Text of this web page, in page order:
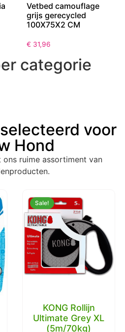
Vetbed camouflage
grijs gerecycled
100X75X2 CM
€ 31,96
categorie
voor
Hond
ons ruime assortiment van
Sale!
KONG Rollijn
Ultimate Grey XL
(5m/70kg)